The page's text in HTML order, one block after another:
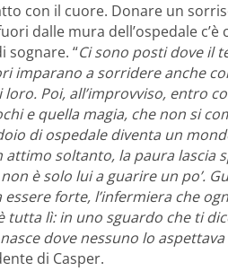
con il cuore. Donare un
dalle mura dell’ospedale c’è
sognare. “Ci sono posti dove il
imparano a sorridere anche
Poi, all’improvviso, entro
e quella magia, che non si
di ospedale diventa un
soltanto, la paura lascia
è solo lui a guarire un po’.
forte, l’infermiera che
lì: in uno sguardo che ti
dove nessuno lo aspettava
di Casper.